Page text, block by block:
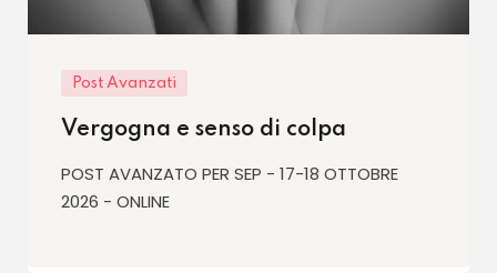
PRINCIPIANTI 1 - 20-25 OTTOBRE 2026 -